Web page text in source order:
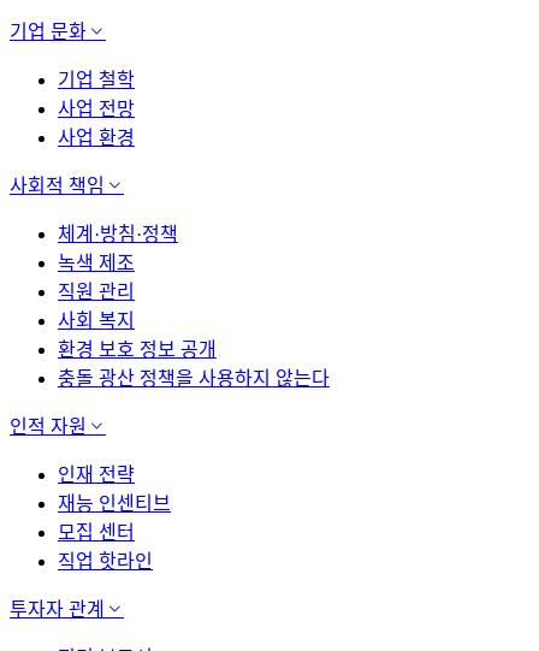
기업 문화
기업 철학
사업 전망
사업 환경
사회적 책임
체계·방침·정책
녹색 제조
직원 관리
사회 복지
환경 보호 정보 공개
충돌 광산 정책을 사용하지 않는다
인적 자원
인재 전략
재능 인센티브
모집 센터
직업 핫라인
투자자 관계